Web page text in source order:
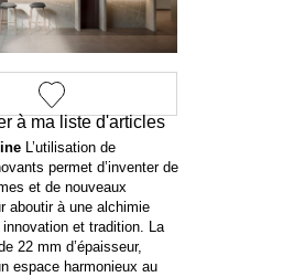
à ma liste d'articles
L’utilisation de
permet d’inventer de
et de nouveaux
aboutir à une alchimie
et tradition. La
22 mm d’épaisseur,
espace harmonieux au